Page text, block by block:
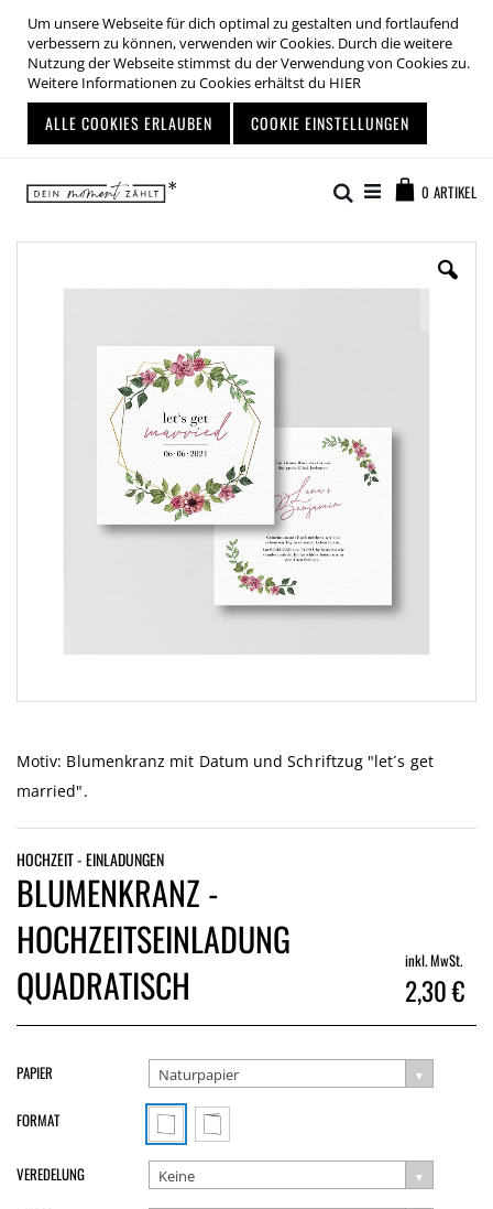
Um unsere Webseite für dich optimal zu gestalten und fortlaufend
verbessern zu können, verwenden wir Cookies. Durch die weitere
Nutzung der Webseite stimmst du der Verwendung von Cookies zu.
Weitere Informationen zu Cookies erhältst du HIER
ALLE COOKIES ERLAUBEN COOKIE EINSTELLUNGEN
Inhalt
springen
0 ARTIKEL
Suche
der
Bildgalerie
springen
Motiv: Blumenkranz mit Datum und Schriftzug "let´s get
married".
HOCHZEIT - EINLADUNGEN
BLUMENKRANZ -
HOCHZEITSEINLADUNG
QUADRATISCH
inkl. MwSt.
2,30 €
PAPIER Naturpapier
FORMAT
VEREDELUNG Keine